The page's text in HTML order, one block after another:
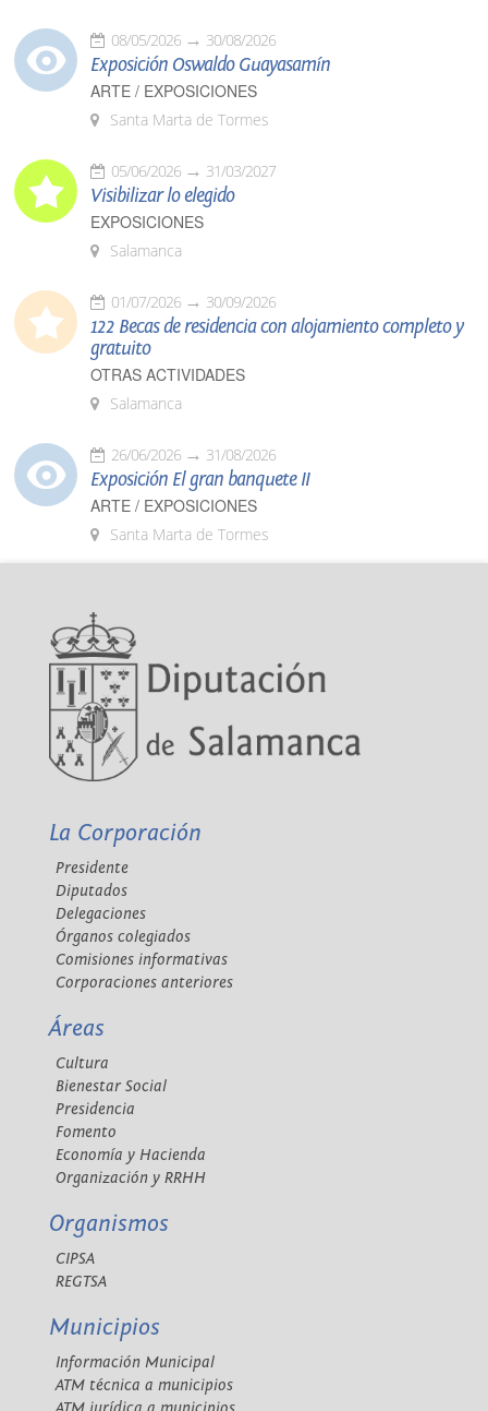
08/05/2026 30/08/2026
Exposición Oswaldo Guayasamín
ARTE / EXPOSICIONES
Santa Marta de Tormes
05/06/2026 31/03/2027
Visibilizar lo elegido
EXPOSICIONES
Salamanca
01/07/2026 30/09/2026
122 Becas de residencia con alojamiento completo y
gratuito
OTRAS ACTIVIDADES
Salamanca
26/06/2026 31/08/2026
Exposición El gran banquete II
ARTE / EXPOSICIONES
Santa Marta de Tormes
La Corporación
Presidente
Diputados
Delegaciones
Órganos colegiados
Comisiones informativas
Corporaciones anteriores
Áreas
Cultura
Bienestar Social
Presidencia
Fomento
Economía y Hacienda
Organización y RRHH
Organismos
CIPSA
REGTSA
Municipios
Información Municipal
ATM técnica a municipios